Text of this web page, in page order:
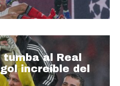
tumba al Real
increíble del